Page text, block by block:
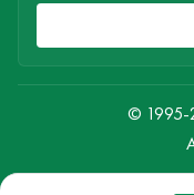
© 1995-